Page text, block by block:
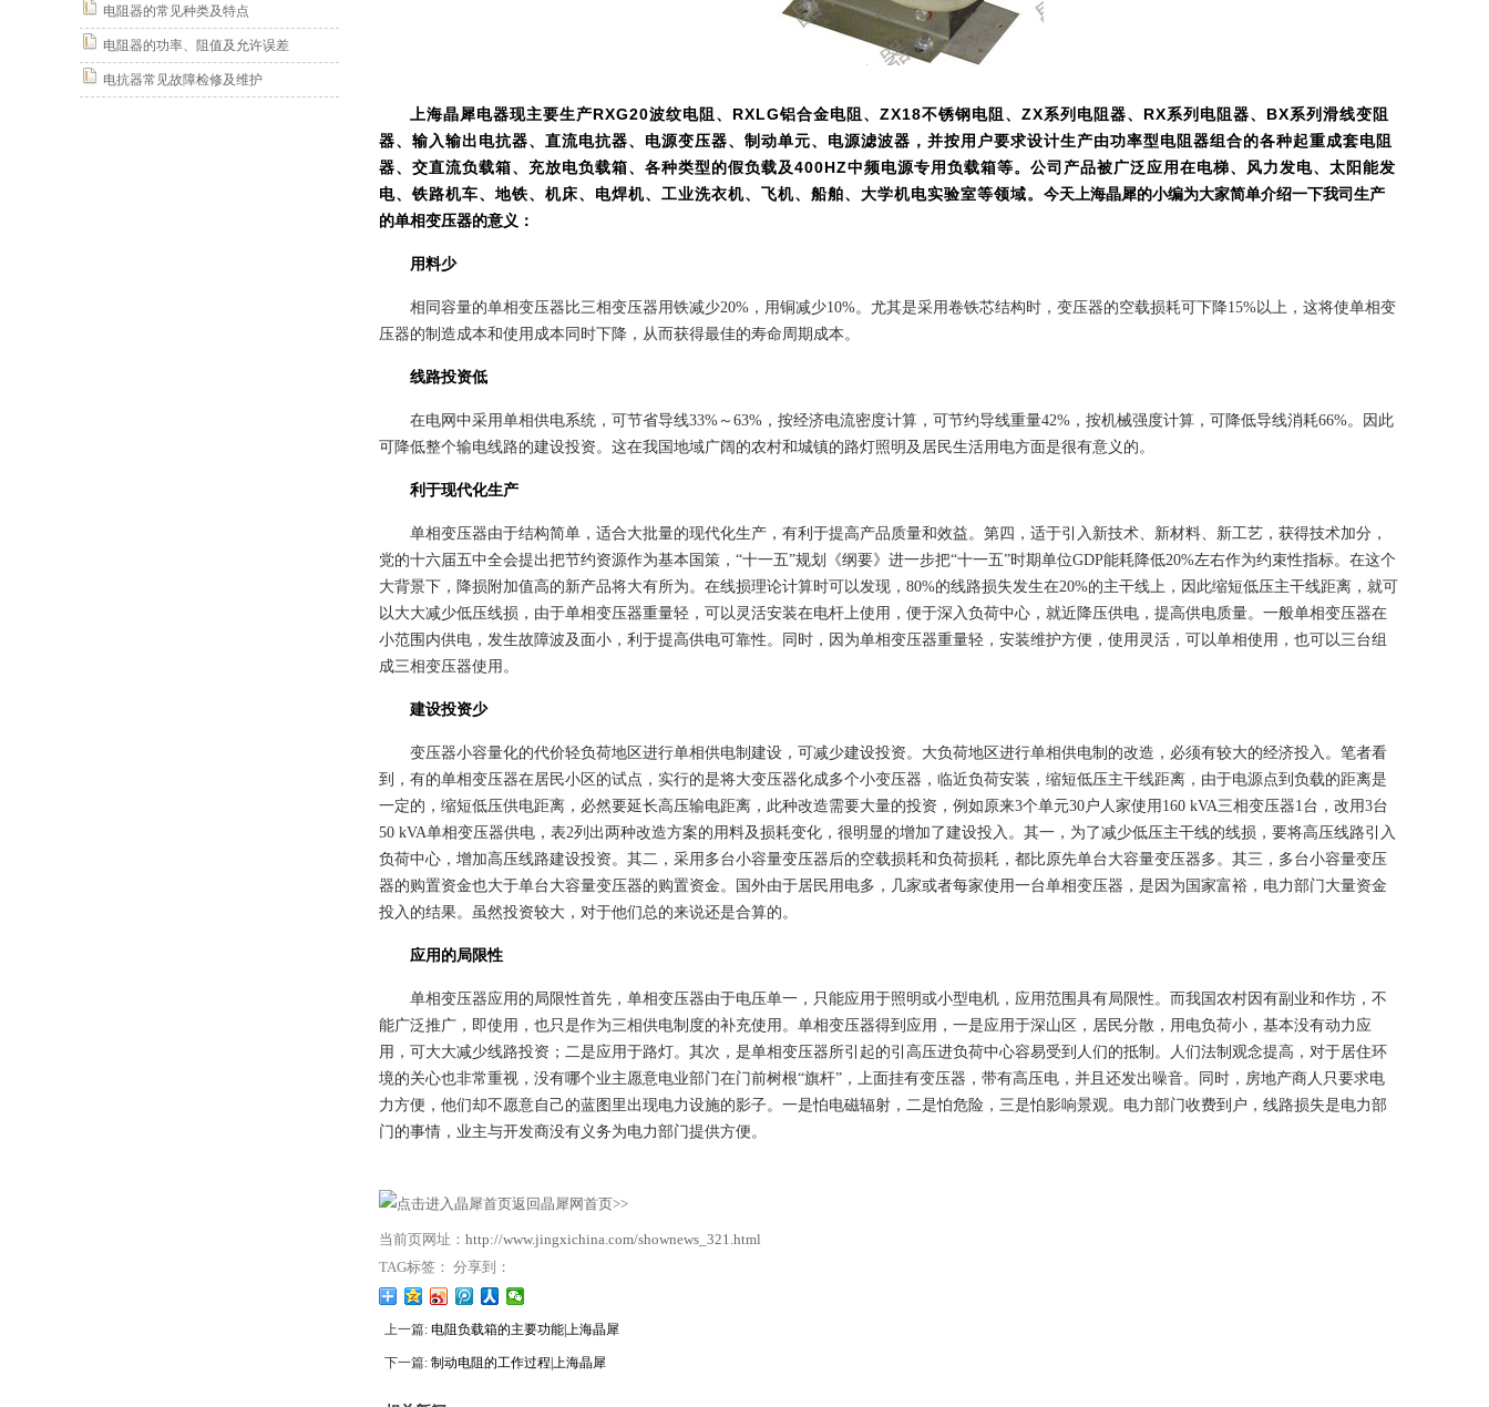
电阻器的常见种类及特点
电阻器的功率、阻值及允许误差
电抗器常见故障检修及维护
上海晶犀电器现主要生产RXG20波纹电阻、RXLG铝合金电阻、ZX18不锈钢电阻、ZX系列电阻器、RX系列电阻器、BX系列滑线变阻
器、输入输出电抗器、直流电抗器、电源变压器、制动单元、电源滤波器，并按用户要求设计生产由功率型电阻器组合的各种起重成套电阻
器、交直流负载箱、充放电负载箱、各种类型的假负载及400HZ中频电源专用负载箱等。公司产品被广泛应用在电梯、风力发电、太阳能发
电、铁路机车、地铁、机床、电焊机、工业洗衣机、飞机、船舶、大学机电实验室等领域。 今天上海晶犀的小编为大家简单介绍一下我司生产
的单相变压器的意义：
用料少
相同容量的单相变压器比三相变压器用铁减少20%，用铜减少10%。尤其是采用卷铁芯结构时，变压器的空载损耗可下降15%以上，这将使单相变
压器的制造成本和使用成本同时下降，从而获得最佳的寿命周期成本。
线路投资低
在电网中采用单相供电系统，可节省导线33%～63%，按经济电流密度计算，可节约导线重量42%，按机械强度计算，可降低导线消耗66%。因此
可降低整个输电线路的建设投资。这在我国地域广阔的农村和城镇的路灯照明及居民生活用电方面是很有意义的。
利于现代化生产
单相变压器由于结构简单，适合大批量的现代化生产，有利于提高产品质量和效益。第四，适于引入新技术、新材料、新工艺，获得技术加分，
党的十六届五中全会提出把节约资源作为基本国策，“十一五”规划《纲要》进一步把“十一五”时期单位GDP能耗降低20%左右作为约束性指标。在这个
大背景下，降损附加值高的新产品将大有所为。在线损理论计算时可以发现，80%的线路损失发生在20%的主干线上，因此缩短低压主干线距离，就可
以大大减少低压线损，由于单相变压器重量轻，可以灵活安装在电杆上使用，便于深入负荷中心，就近降压供电，提高供电质量。一般单相变压器在
小范围内供电，发生故障波及面小，利于提高供电可靠性。同时，因为单相变压器重量轻，安装维护方便，使用灵活，可以单相使用，也可以三台组
成三相变压器使用。
建设投资少
变压器小容量化的代价轻负荷地区进行单相供电制建设，可减少建设投资。大负荷地区进行单相供电制的改造，必须有较大的经济投入。笔者看
到，有的单相变压器在居民小区的试点，实行的是将大变压器化成多个小变压器，临近负荷安装，缩短低压主干线距离，由于电源点到负载的距离是
一定的，缩短低压供电距离，必然要延长高压输电距离，此种改造需要大量的投资，例如原来3个单元30户人家使用160 kVA三相变压器1台，改用3台
50 kVA单相变压器供电，表2列出两种改造方案的用料及损耗变化，很明显的增加了建设投入。其一，为了减少低压主干线的线损，要将高压线路引入
负荷中心，增加高压线路建设投资。其二，采用多台小容量变压器后的空载损耗和负荷损耗，都比原先单台大容量变压器多。其三，多台小容量变压
器的购置资金也大于单台大容量变压器的购置资金。国外由于居民用电多，几家或者每家使用一台单相变压器，是因为国家富裕，电力部门大量资金
投入的结果。虽然投资较大，对于他们总的来说还是合算的。
应用的局限性
单相变压器应用的局限性首先，单相变压器由于电压单一，只能应用于照明或小型电机，应用范围具有局限性。而我国农村因有副业和作坊，不
能广泛推广，即使用，也只是作为三相供电制度的补充使用。单相变压器得到应用，一是应用于深山区，居民分散，用电负荷小，基本没有动力应
用，可大大减少线路投资；二是应用于路灯。其次，是单相变压器所引起的引高压进负荷中心容易受到人们的抵制。人们法制观念提高，对于居住环
境的关心也非常重视，没有哪个业主愿意电业部门在门前树根“旗杆”，上面挂有变压器，带有高压电，并且还发出噪音。同时，房地产商人只要求电
力方便，他们却不愿意自己的蓝图里出现电力设施的影子。一是怕电磁辐射，二是怕危险，三是怕影响景观。电力部门收费到户，线路损失是电力部
门的事情，业主与开发商没有义务为电力部门提供方便。
返回晶犀网首页>>
当前页网址： http://www.jingxichina.com/shownews_321.html
TAG标签： 分享到：
上一篇: 电阻负载箱的主要功能|上海晶犀
下一篇: 制动电阻的工作过程|上海晶犀